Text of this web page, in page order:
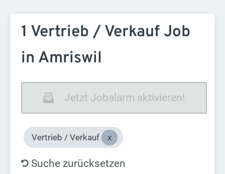
1 Vertrieb / Verkauf Job
in Amriswil
Jetzt Jobalarm aktivieren!
Vertrieb / Verkauf
Suche zurücksetzen